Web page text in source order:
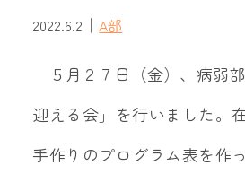
2022.6.2 ｜ A部
５月２７日（金）、病弱
迎える会」を行いました。
手作りのプログラム表を作